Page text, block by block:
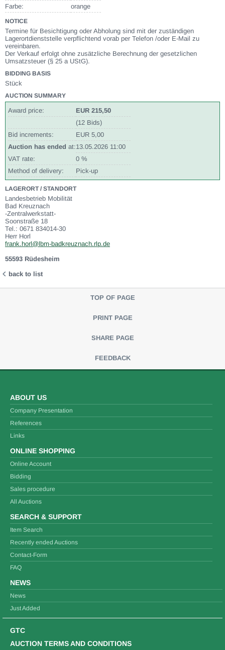
Farbe:
orange
NOTICE
Termine für Besichtigung oder Abholung sind mit der zuständigen
Lagerortdienststelle verpflichtend vorab per Telefon /oder E-Mail zu
vereinbaren.
Der Verkauf erfolgt ohne zusätzliche Berechnung der gesetzlichen
Umsatzsteuer (§ 25 a UStG).
BIDDING BASIS
Stück
AUCTION SUMMARY
Award price:
EUR 215,50
(12 Bids)
Bid increments:
EUR 5,00
Auction has ended at:13.05.2026 11:00
VAT rate:
0 %
Method of delivery:
Pick-up
LAGERORT / STANDORT
Landesbetrieb Mobilität
Bad Kreuznach
-Zentralwerkstatt-
Soonstraße 18
Tel.: 0671 834014-30
Herr Horl
frank.horl@lbm-badkreuznach.rlp.de
55593 Rüdesheim
back to list
TOP OF PAGE
PRINT PAGE
SHARE PAGE
FEEDBACK
ABOUT US
Company Presentation
References
Links
ONLINE SHOPPING
Online Account
Bidding
Sales procedure
All Auctions
SEARCH & SUPPORT
Item Search
Recently ended Auctions
Contact-Form
FAQ
NEWS
News
Just Added
GTC
AUCTION TERMS AND CONDITIONS